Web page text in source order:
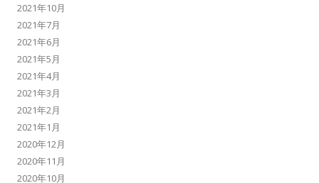
2021年10月
2021年7月
2021年6月
2021年5月
2021年4月
2021年3月
2021年2月
2021年1月
2020年12月
2020年11月
2020年10月